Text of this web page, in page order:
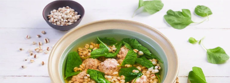
สูตรอาหาร
เมนูอาหารตามวัตถุดิบ
เมนูอาหารตามประเภทการทำ